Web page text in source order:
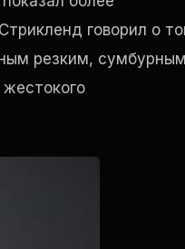
говорил о
резким,